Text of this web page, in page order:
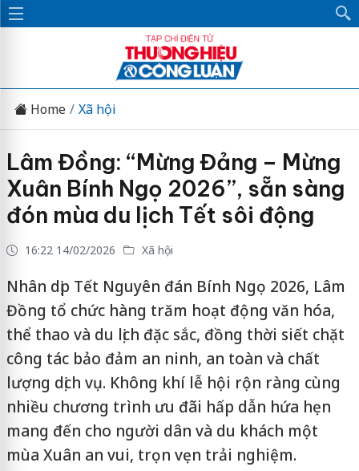
Home Xã hội
Lâm Đồng: “Mừng Đảng – Mừng
Xuân Bính Ngọ 2026”, sẵn sàng
đón mùa du lịch Tết sôi động
16:22 14/02/2026 Xã hội
Nhân dịp Tết Nguyên đán Bính Ngọ 2026, Lâm
Đồng tổ chức hàng trăm hoạt động văn hóa,
thể thao và du lịch đặc sắc, đồng thời siết chặt
công tác bảo đảm an ninh, an toàn và chất
lượng dịch vụ. Không khí lễ hội rộn ràng cùng
nhiều chương trình ưu đãi hấp dẫn hứa hẹn
mang đến cho người dân và du khách một
mùa Xuân an vui, trọn vẹn trải nghiệm.